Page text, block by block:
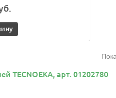
TECNOEKA, арт. 01202780